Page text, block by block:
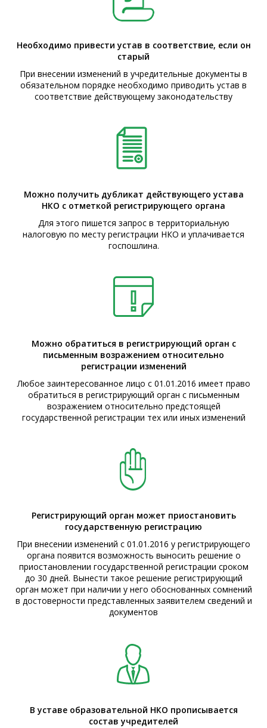
Необходимо привести устав в соответствие, если он
старый
При внесении изменений в учредительные документы в
обязательном порядке необходимо приводить устав в
соответствие действующему законодательству
Можно получить дубликат действующего устава
НКО с отметкой регистрирующего органа
Для этого пишется запрос в территориальную
налоговую по месту регистрации НКО и уплачивается
госпошлина.
Можно обратиться в регистрирующий орган с
письменным возражением относительно
регистрации изменений
Любое заинтересованное лицо с 01.01.2016 имеет право
обратиться в регистрирующий орган с письменным
возражением относительно предстоящей
государственной регистрации тех или иных изменений
Регистрирующий орган может приостановить
государственную регистрацию
При внесении изменений с 01.01.2016 у регистрирующего
органа появится возможность выносить решение о
приостановлении государственной регистрации сроком
до 30 дней. Вынести такое решение регистрирующий
орган может при наличии у него обоснованных сомнений
в достоверности представленных заявителем сведений и
документов
В уставе образовательной НКО прописывается
состав учредителей